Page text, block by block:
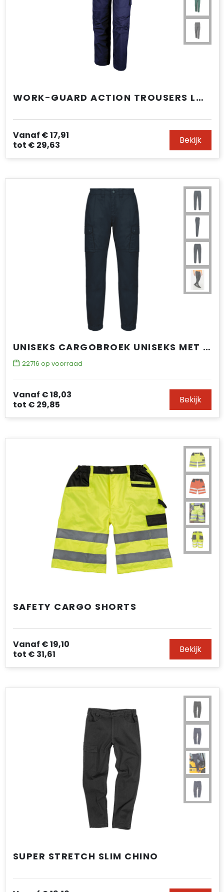
WORK-GUARD ACTION TROUSERS LONG
Vanaf € 17,91
tot € 29,63 Bekijk
UNISEKS CARGOBROEK UNISEKS MET ELASTISCH BOORD
22716 op voorraad
Vanaf € 18,03
tot € 29,85 Bekijk
SAFETY CARGO SHORTS
Vanaf € 19,10
tot € 31,61 Bekijk
SUPER STRETCH SLIM CHINO